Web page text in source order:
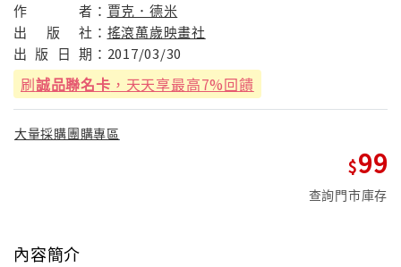
作 者： 賈克．德米
出
版 社： 搖滾萬歲映畫社
出 版 日 期： 2017/03/30
刷誠品聯名卡 ，天天享最高7%回饋
大量採購團購專區
99
查詢門市庫存
內容簡介